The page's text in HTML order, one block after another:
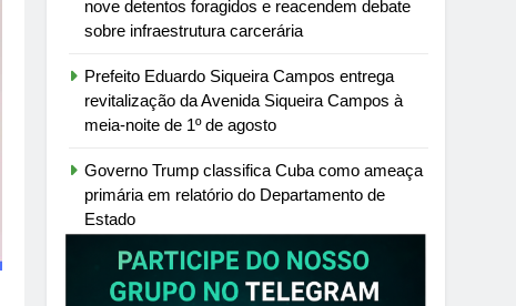
nove detentos foragidos e reacendem debate
sobre infraestrutura carcerária
Prefeito Eduardo Siqueira Campos entrega
revitalização da Avenida Siqueira Campos à
meia-noite de 1º de agosto
Governo Trump classifica Cuba como ameaça
primária em relatório do Departamento de
Estado